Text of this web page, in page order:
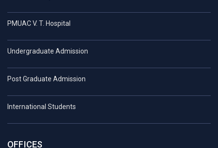
PMUAC V. T. Hospital
Undergraduate Admission
Post Graduate Admission
International Students
OFFICES